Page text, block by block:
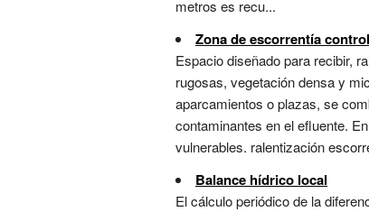
metros es recu...
Zona de escorrentía
Espacio diseñado para recibir,
rugosas, vegetación densa y
aparcamientos o plazas, se
contaminantes en el efluente.
vulnerables. ralentización
Balance hídrico local
El cálculo periódico de la